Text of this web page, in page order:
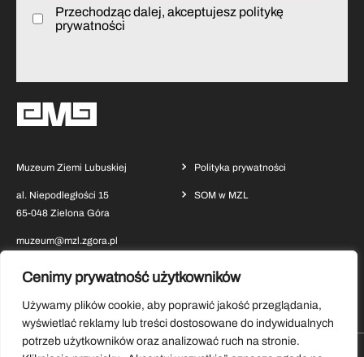
Cenimy prywatność użytkowników
Używamy plików cookie, aby poprawić jakość przeglądania,
wyświetlać reklamy lub treści dostosowane do indywidualnych
potrzeb użytkowników oraz analizować ruch na stronie.
Przechodząc dalej, akceptujesz politykę
prywatności
Muzeum Ziemi Lubuskiej
al. Niepodległości 15
65-048 Zielona Góra
muzeum@mzl.zgora.pl
Polityka prywatności
SOM w MZL